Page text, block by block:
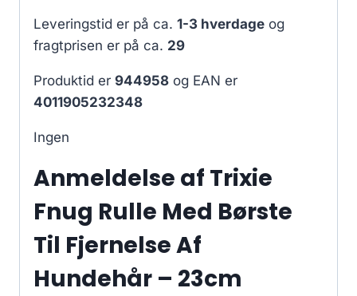
Leveringstid er på ca. 1-3 hverdage og
fragtprisen er på ca. 29
Produktid er 944958 og EAN er
4011905232348
Ingen
Anmeldelse af Trixie
Fnug Rulle Med Børste
Til Fjernelse Af
Hundehår – 23cm